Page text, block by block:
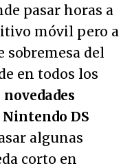
pasar horas a
móvil pero a
sobremesa del
en todos los
DS
algunas
corto en